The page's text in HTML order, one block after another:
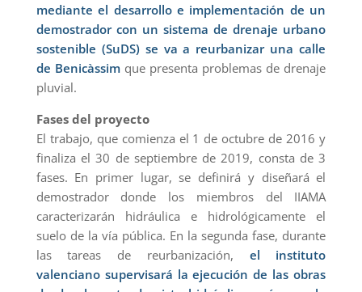
mediante el desarrollo e implementación de un
demostrador con un sistema de drenaje urbano
sostenible (SuDS) se va a reurbanizar una calle
de Benicàssimque presenta problemas de drenaje
pluvial.
Fases del proyecto
El trabajo, que comienza el 1 de octubre de 2016 y
finaliza el 30 de septiembre de 2019, consta de 3
fases. En primer lugar, se definirá y diseñará el
demostrador donde los miembros del IIAMA
caracterizarán hidráulica e hidrológicamente el
suelo de la vía pública. En la segunda fase, durante
las tareas de reurbanización, el instituto
valenciano supervisará la ejecución de las obras